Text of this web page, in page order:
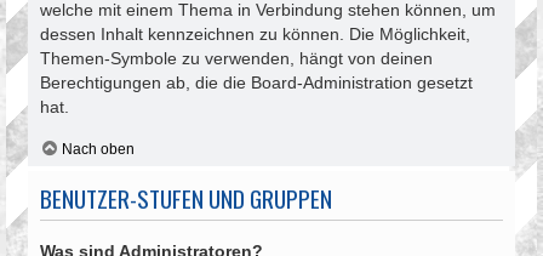
welche mit einem Thema in Verbindung stehen können, um
dessen Inhalt kennzeichnen zu können. Die Möglichkeit,
Themen-Symbole zu verwenden, hängt von deinen
Berechtigungen ab, die die Board-Administration gesetzt
hat.
Nach oben
BENUTZER-STUFEN UND GRUPPEN
Was sind Administratoren?